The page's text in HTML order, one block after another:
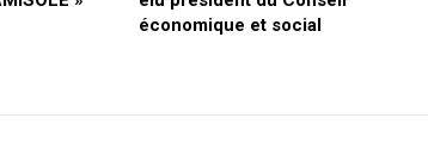
économique et social